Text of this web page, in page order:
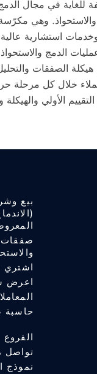
للغاية في مجال الدمج
. وهي
وخدمات استشارية
الدمج
الصفقات
خلال كل مرحلة
الأولي والهيكلة
بيع
صفقات
اشتري
اعرض
حاسبة
الفروع
تواصل
نموذج